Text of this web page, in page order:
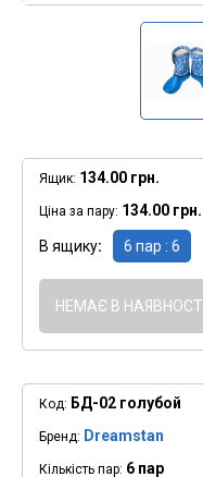
Ящик: 134.00 грн.
Ціна за пару: 134.00 грн.
В ящику 6 пар : 6
НЕМАЄ В НАЯВНОСТІ
Код: БД-02 голубой
Бренд: Dreamstan
Кількість пар: 6 пар